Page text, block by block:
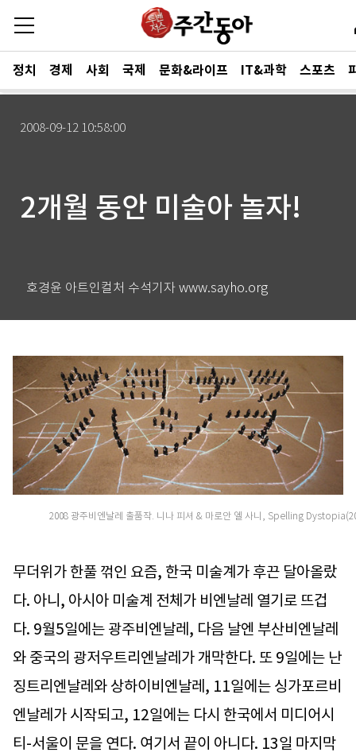
정치 경제 사회 국제 문화&라이프 IT&과학 스포츠
2008-09-12 10:58:00
2개월 동안 미술아 놀자!
호경윤 아트인컬처 수석기자 www.sayho.org
2008 광주비엔날레 출품작. 니나 피셔 & 마로안 엘 사니, Spelling
무더위가 한풀 꺾인 요즘, 한국 미술계가 후끈 달아올랐
다. 아니, 아시아 미술계 전체가 비엔날레 열기로 뜨겁
다. 9월5일에는 광주비엔날레, 다음 날엔 부산비엔날레
와 중국의 광저우트리엔날레가 개막한다. 또 9일에는 난
징트리엔날레와 상하이비엔날레, 11일에는 싱가포르비
엔날레가 시작되고, 12일에는 다시 한국에서 미디어시
티-서울이 문을 연다. 여기서 끝이 아니다. 13일 마지막